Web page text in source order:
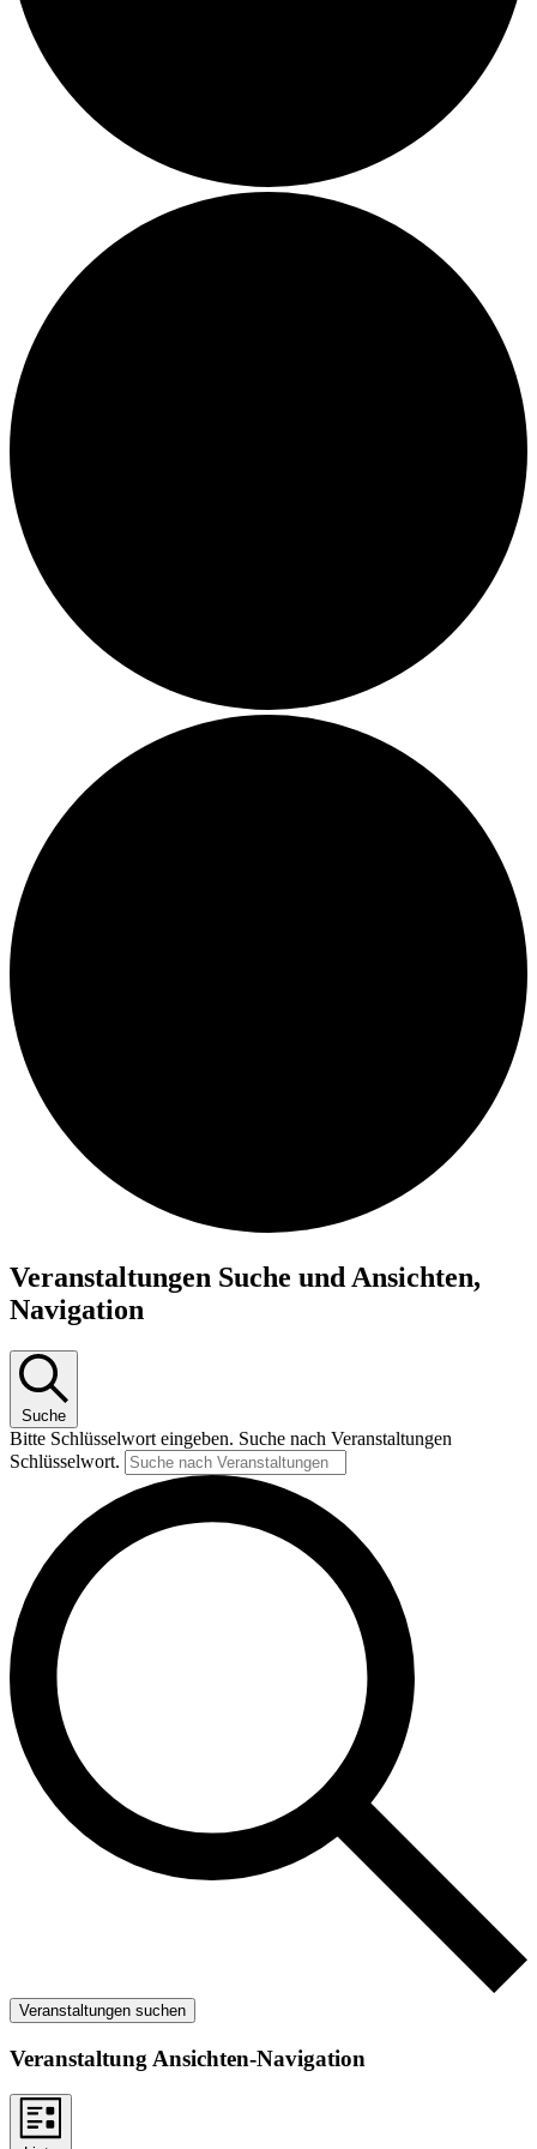
Veranstaltungen
Veranstaltungen Suche und Ansichten,
Navigation
Suche
Bitte Schlüsselwort eingeben. Suche nach Veranstaltungen
Schlüsselwort.
Veranstaltungen suchen
Veranstaltung Ansichten-Navigation